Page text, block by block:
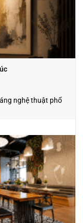
nghệ thuật phổ